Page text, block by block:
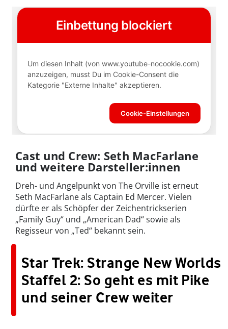
Cast und Crew: Seth MacFarlane
und weitere Darsteller:innen
Dreh- und Angelpunkt von The Orville ist erneut
Seth MacFarlane als Captain Ed Mercer. Vielen
dürfte er als Schöpfer der Zeichentrickserien
„Family Guy“ und „American Dad“ sowie als
Regisseur von „Ted“ bekannt sein.
Star Trek: Strange New Worlds
Staffel 2: So geht es mit Pike
und seiner Crew weiter